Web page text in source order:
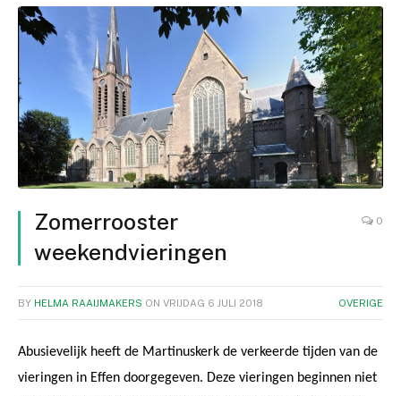
Zomerrooster
weekendvieringen
0
BY HELMA RAAIJMAKERS ON VRIJDAG 6 JULI 2018 OVERIGE
Abusievelijk heeft de Martinuskerk de verkeerde tijden van de
vieringen in Effen doorgegeven. Deze vieringen beginnen niet